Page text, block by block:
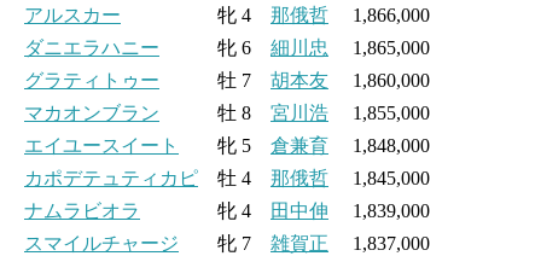
アルスカー 牝 4 那俄哲 1,866,000
ダニエラハニー 牝 6 細川忠
1,865,000
グラティトゥー 牡 7 胡本友 1,860,000
マカオンブラン 牡 8 宮川浩 1,855,000
エイユースイート
牝 5 倉兼育 1,848,000
カポデテュティカピ 牡 4 那俄哲 1,845,000
ナムラビオラ
牝 4 田中伸 1,839,000
スマイルチャージ 牝 7 雑賀正 1,837,000